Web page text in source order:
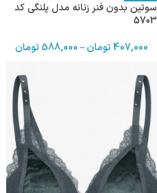
سوتین بدون فنر زنانه مدل پلنگی کد
5703
407,000تومان–
588,000تومان